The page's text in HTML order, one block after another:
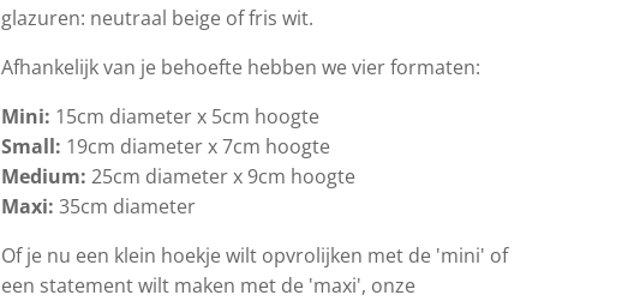
glazuren: neutraal beige of fris wit.
Afhankelijk van je behoefte hebben we vier formaten:
Mini: 15cm diameter x 5cm hoogte
Small: 19cm diameter x 7cm hoogte
Medium: 25cm diameter x 9cm hoogte
Maxi: 35cm diameter
Of je nu een klein hoekje wilt opvrolijken met de 'mini' of
een statement wilt maken met de 'maxi', onze